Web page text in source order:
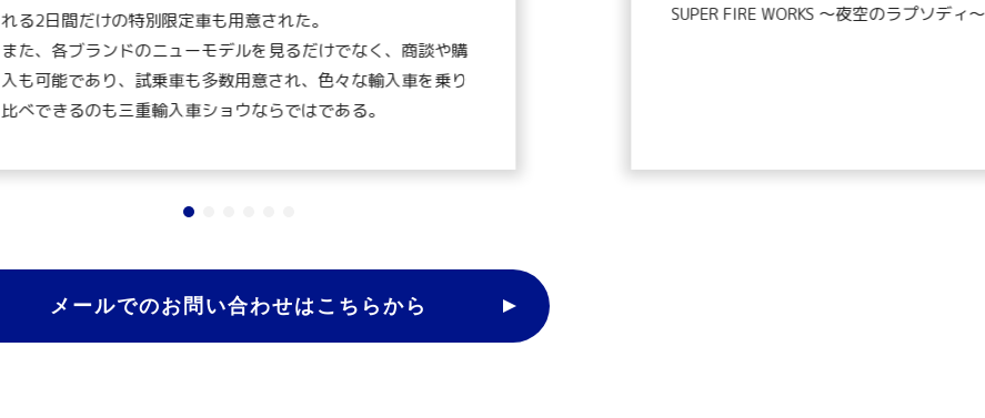
れる2日間だけの特別限定車も用意された。
また、各ブランドのニューモデルを見るだけでなく、商談や購
入も可能であり、試乗車も多数用意され、色々な輸入車を乗り
比べできるのも三重輸入車ショウならではである。
SUPER FIRE WORKS 〜夜空のラプソディ
メールでのお問い合わせはこちらから